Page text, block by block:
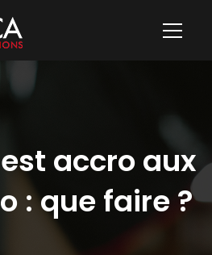
accro aux
: que faire ?